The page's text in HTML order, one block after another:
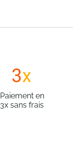
Paiement en
3x sans frais